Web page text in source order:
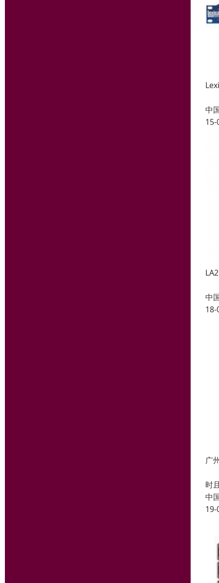
中
15-
中
18-
广
时
中
19-